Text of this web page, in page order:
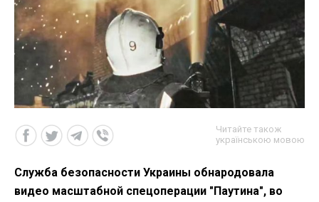
Читайте також
українською мовою
Служба безопасности Украины обнародовала
видео масштабной спецоперации "Паутина", во